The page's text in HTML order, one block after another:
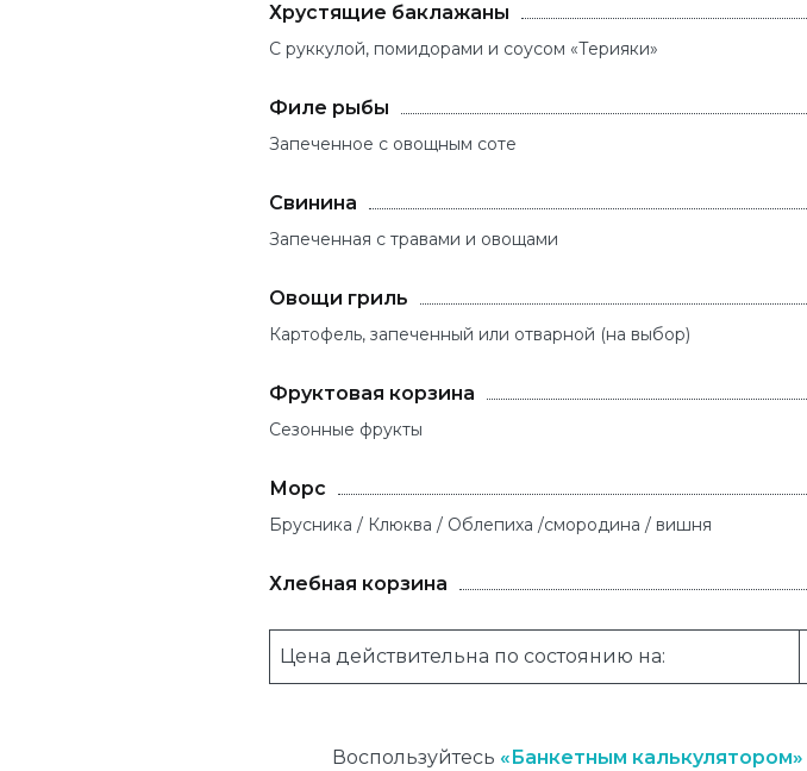
Хрустящие баклажаны
С руккулой, помидорами и соусом «Терияки»
Филе рыбы
Запеченное с овощным соте
Свинина
Запеченная с травами и овощами
Овощи гриль
Картофель, запеченный или отварной (на выбор)
Фруктовая корзина
Сезонные фрукты
Морс
Брусника / Клюква / Облепиха /смородина / вишня
Хлебная корзина
Цена действительна по состоянию на:
Воспользуйтесь «Банкетным калькулятором»